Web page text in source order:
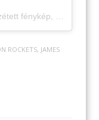
ROCKETS, JAMES